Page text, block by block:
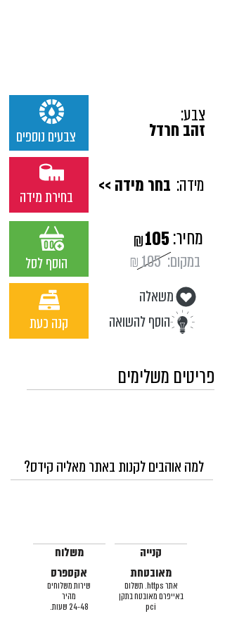
זהב חרדל
צבע:
צבעים נוספים
בחירת מידה בחר מידה >> מידה:
הוסף לסל ₪105 במקום:
₪105מחיר:
קנה כעת הוסף להשואה
משאלה
פריטים משלימים
למה אוהבים לקנות באתר מאליה קידס?
משלוח
אקספרס
שירות משלוחים
מהיר
24-48 שעות.
קנייה
מאובטחת
אתר https. תשלום
באייפרם מאובטח בתקן
pci